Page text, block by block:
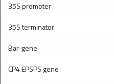
35S promoter
35S terminator
Bar-gene
CP4 EPSPS gene